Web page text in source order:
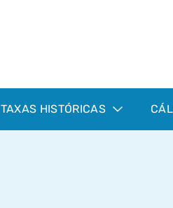
TAXAS HISTÓRICAS